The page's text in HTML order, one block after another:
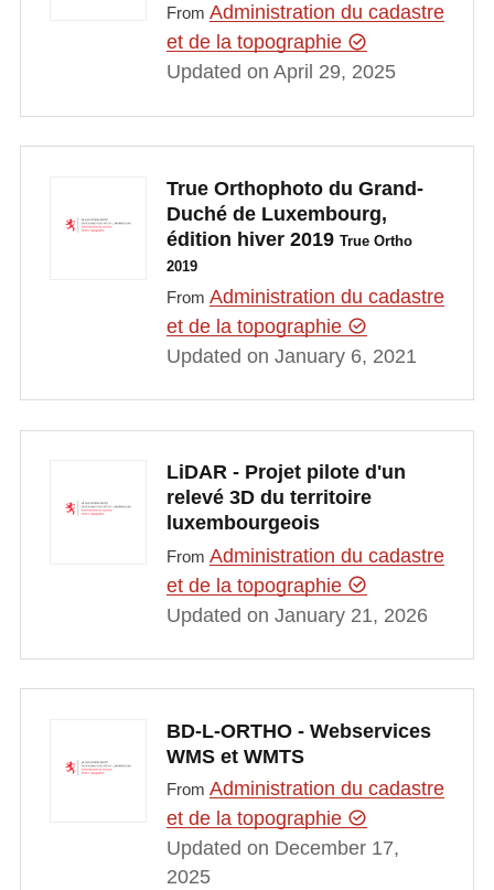
From Administration du cadastre
et de la topographie
Updated on April 29, 2025
True Orthophoto du Grand-
Duché de Luxembourg,
édition hiver 2019 True Ortho
2019
From Administration du cadastre
et de la topographie
Updated on January 6, 2021
LiDAR - Projet pilote d'un
relevé 3D du territoire
luxembourgeois
From Administration du cadastre
et de la topographie
Updated on January 21, 2026
BD-L-ORTHO - Webservices
WMS et WMTS
From Administration du cadastre
et de la topographie
Updated on December 17,
2025